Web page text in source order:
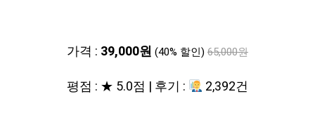
가격 : 39,000원 (40% 할인) 65,000원
평점 : ★ 5.0점 | 후기 : 2,392건